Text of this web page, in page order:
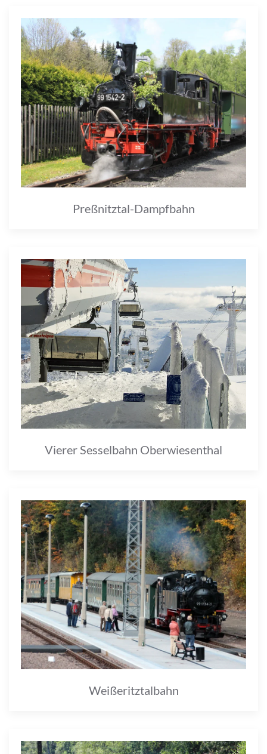
Preßnitztal-Dampfbahn
Vierer Sesselbahn Oberwiesenthal
Weißeritztalbahn